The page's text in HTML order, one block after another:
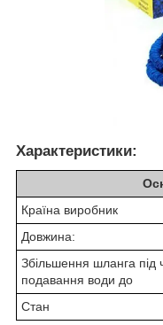
Характеристики:
Країна виробник
Довжина:
Збільшення шланга під
подавання води до
Стан